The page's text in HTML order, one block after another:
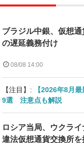
ブラジル中銀、仮想
の遅延義務付け
08/08 14:00
【注目】:
【2026年8月
9選 注意点も解説
ロシア当局、ウクラ
違法仮想通貨交換所